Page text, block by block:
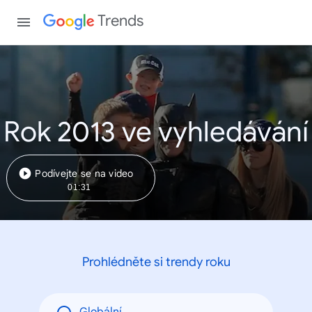
Trends
Rok 2013 ve vyhledávání
Podívejte se na video
01:31
Prohlédněte si trendy roku